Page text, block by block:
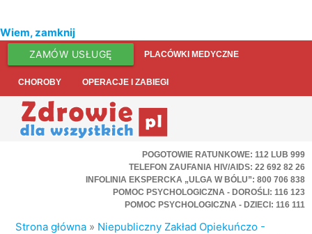
Wiem, zamknij
ZAMÓW USŁUGĘ PLACÓWKI MEDYCZNE
CHOROBY OPERACJE I ZABIEGI
POGOTOWIE RATUNKOWE: 112 LUB 999
TELEFON ZAUFANIA HIV/AIDS: 22 692 82 26
INFOLINIA EKSPERCKA „ULGA W BÓLU”: 800 706 838
POMOC PSYCHOLOGICZNA - DOROŚLI: 116 123
POMOC PSYCHOLOGICZNA - DZIECI: 116 111
Strona główna » Niepubliczny Zakład Opiekuńczo -